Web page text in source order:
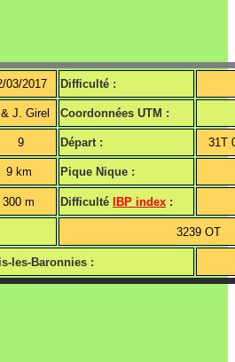
03/2017 Difficulté :
& J. Girel Coordonnées UTM :
9 Départ : 31T
9 km Pique Nique :
300 m Difficulté IBP index :
3239 OT
les-Baronnies :